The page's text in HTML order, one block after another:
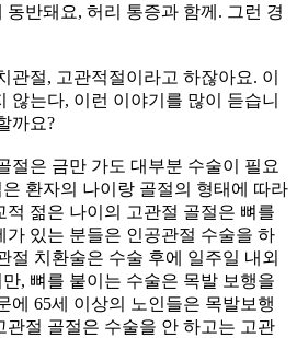
반돼요, 허리 통증과 함께. 그런 경
절, 고관적절이라고 하잖아요. 이
않는다, 이런 이야기를 많이 듣습니
까요?
은 금만 가도 대부분 수술이 필요
환자의 나이랑 골절의 형태에 따라
적 젊은 나이의 고관절 골절은 뼈를
가 있는 분들은 인공관절 수술을 하
절 치환술은 수술 후에 일주일 내외
, 뼈를 붙이는 수술은 목발 보행을
에 65세 이상의 노인들은 목발보행
관절 골절은 수술을 안 하고는 고관